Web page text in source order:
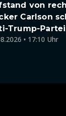
von
Carlson
Trump-Partei
• 17:10 Uhr